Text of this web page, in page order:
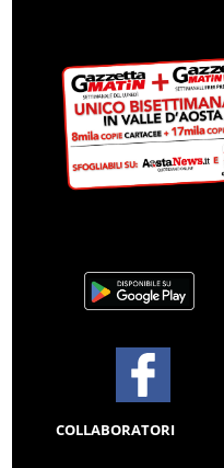
COLLABORATORI